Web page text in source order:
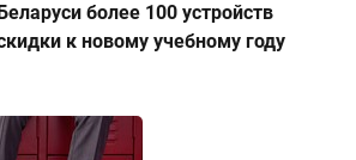
более 100 устройств
к новому учебному году